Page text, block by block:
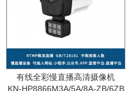
有线全彩慢直播高清摄像机
KN-HP8866M3A/5A/8A-ZB/6ZB